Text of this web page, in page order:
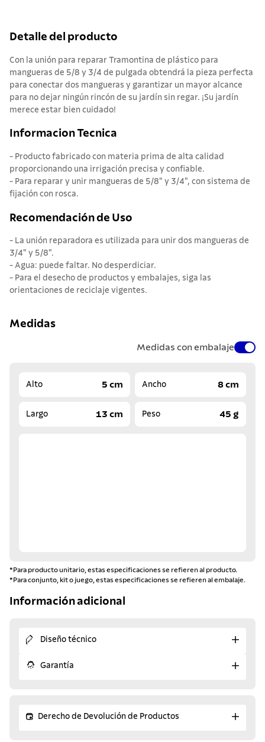
Detalle del producto
Con la unión para reparar Tramontina de plástico para
mangueras de 5/8 y 3/4 de pulgada obtendrá la pieza perfecta
para conectar dos mangueras y garantizar un mayor alcance
para no dejar ningún rincón de su jardín sin regar. ¡Su jardín
merece estar bien cuidado!
Informacion Tecnica
- Producto fabricado con materia prima de alta calidad
proporcionando una irrigación precisa y confiable.
- Para reparar y unir mangueras de 5/8" y 3/4", con sistema de
fijación con rosca.
Recomendación de Uso
- La unión reparadora es utilizada para unir dos mangueras de
3/4" y 5/8".
- Agua: puede faltar. No desperdiciar.
- Para el desecho de productos y embalajes, siga las
orientaciones de reciclaje vigentes.
Medidas
Medidas con embalaje
Alto 5 cm Ancho 8 cm
Largo 13 cm Peso 45 g
*Para producto unitario, estas especificaciones se refieren al producto.
*Para conjunto, kit o juego, estas especificaciones se refieren al embalaje.
Información adicional
Diseño técnico
Garantía
Derecho de Devolución de Productos